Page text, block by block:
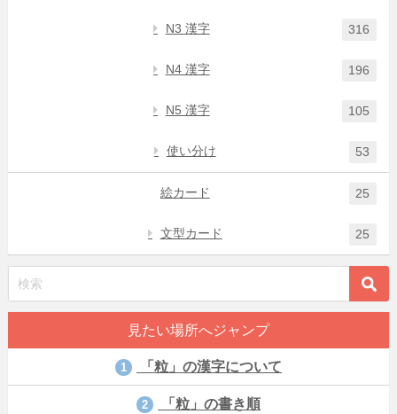
N3 漢字 316
N4 漢字 196
N5 漢字 105
使い分け 53
絵カード 25
文型カード 25
見たい場所へジャンプ
1 「粒」の漢字について
2 「粒」の書き順